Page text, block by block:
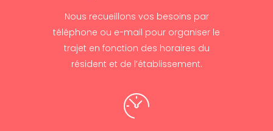
Nous recueillons vos besoins par
téléphone ou e-mail pour organiser le
trajet en fonction des horaires du
résident et de l’établissement.